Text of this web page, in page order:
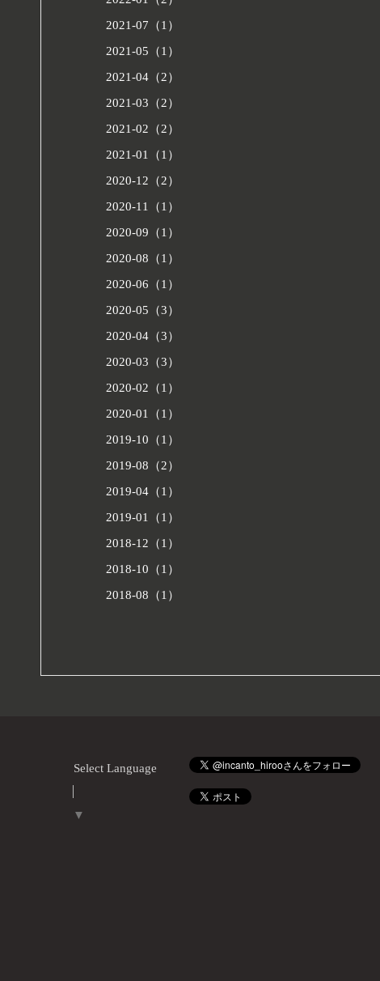
2021-07（1）
2021-05（1）
2021-04（2）
2021-03（2）
2021-02（2）
2021-01（1）
2020-12（2）
2020-11（1）
2020-09（1）
2020-08（1）
2020-06（1）
2020-05（3）
2020-04（3）
2020-03（3）
2020-02（1）
2020-01（1）
2019-10（1）
2019-08（2）
2019-04（1）
2019-01（1）
2018-12（1）
2018-10（1）
2018-08（1）
Select Language
▼